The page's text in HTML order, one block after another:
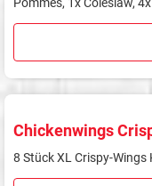
Pommes, 1x Coleslaw,
Chickenwings
8 Stück XL Crispy-